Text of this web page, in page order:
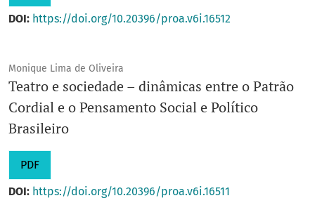
DOI: https://doi.org/10.20396/proa.v6i.16512
Monique Lima de Oliveira
Teatro e sociedade – dinâmicas entre o Patrão
Cordial e o Pensamento Social e Político
Brasileiro
PDF
DOI: https://doi.org/10.20396/proa.v6i.16511